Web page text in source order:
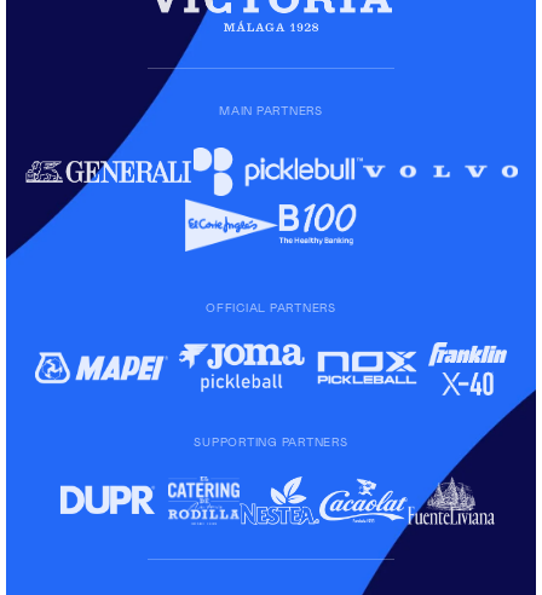
MAIN PARTNERS
OFFICIAL PARTNERS
SUPPORTING PARTNERS